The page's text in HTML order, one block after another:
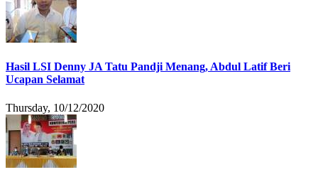
Hasil LSI Denny JA Tatu Pandji Menang, Abdul Latif Beri
Ucapan Selamat
Thursday, 10/12/2020